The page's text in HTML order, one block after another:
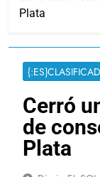
Plata
Cerró
de
Plata